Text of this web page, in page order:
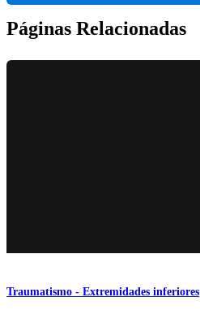
Páginas Relacionadas
Traumatismo - Extremidades inferiores